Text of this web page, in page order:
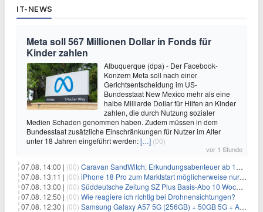
IT-NEWS
Meta soll 567 Millionen Dollar in Fonds für
Kinder zahlen
Albuquerque (dpa) - Der Facebook-
Konzern Meta soll nach einer
Gerichtsentscheidung im US-
Bundesstaat New Mexico mehr als eine
halbe Milliarde Dollar für Hilfen an Kinder
zahlen, die durch Nutzung sozialer
Medien Schaden genommen haben. Zudem müssen in dem
Bundesstaat zusätzliche Einschränkungen für Nutzer im Alter
unter 18 Jahren eingeführt werden:[…] (00)
vor 1 Stunde
07.08. 14:00 | (00) Caravan SandWitch: Erkundungsabenteuer ab 13.08. gratis im Epic Games Store
07.08. 13:11 | (00) iPhone 18 Pro zum Marktstart möglicherweise nur begrenzt verfügbar
07.08. 13:00 | (00) Süddeutsche Zeitung SZ Plus Basis-Abo 10 Wochen für 10€
07.08. 12:50 | (00) Wie reagiere ich richtig bei Drohnensichtungen?
07.08. 12:30 | (00) Samsung Galaxy A57 5G (256GB) + 50GB 5G + Alles-Flat im Vodafone-Netz für 19,99€/Monat – eff. 2,36€/Monat